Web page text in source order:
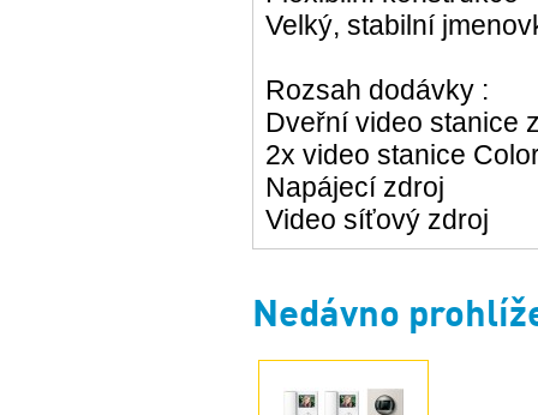
Velký, stabilní
Rozsah dodávky :
Dveřní video stanice
2x video stanice
Napájecí zdroj
Video síťový zdroj
Nedávno